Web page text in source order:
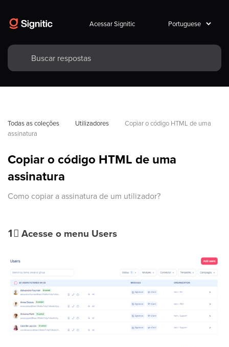
Acessar Signitic
Todas as coleções Utilizadores
Copiar o código HTML de uma
assinatura
Copiar o código HTML de uma
assinatura
Como copiar a assinatura de um utilizador?
1⃣ Acesse o menu Users